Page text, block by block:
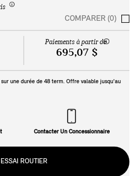
COMPARER (0)
Paiements à partir de
695,07 $
une durée de 48 term. Offre valable jusqu'au
Contacter Un Concessionnaire
ESSAI ROUTIER